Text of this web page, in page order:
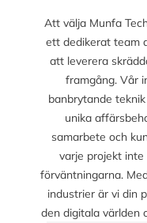
Att välja Munfa
ett dedikerat team
att leverera
framgång. Vår
banbrytande
unika
samarbete och
varje projekt
förväntningarna.
industrier är vi din
den digitala världen